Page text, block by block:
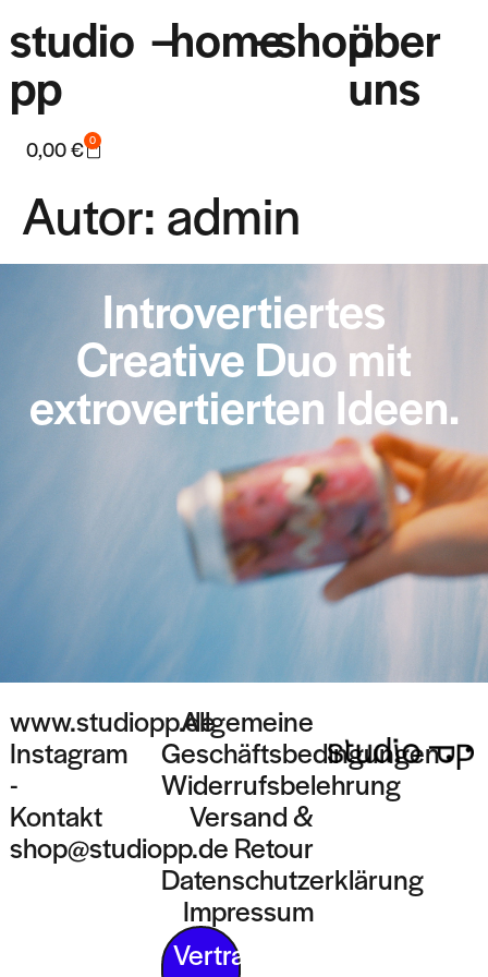
studio
pp
–home
–shopüber
uns
0,00€ 0
Autor:admin
Introvertiertes
Creative Duo mit
extrovertierten Ideen.
www.studiopp.de
Instagram
-
Kontakt
shop@studiopp.de
Allgemeine
Geschäftsbedingungen
Widerrufsbelehrung
Versand &
Retour
Datenschutzerklärung
Impressum
Vertrag